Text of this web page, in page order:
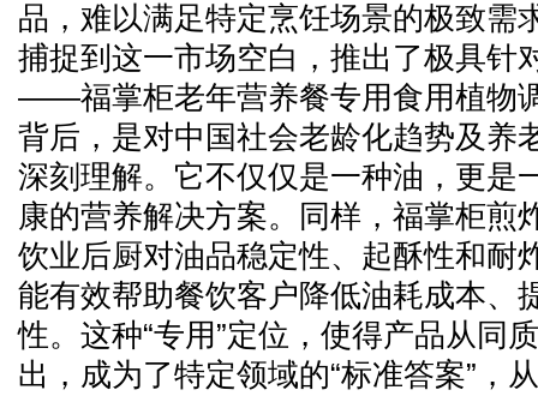
品，难以满足特定烹饪场景的极致需
捕捉到这一市场空白，推出了极具针
——福掌柜老年营养餐专用食用植物
背后，是对中国社会老龄化趋势及养
深刻理解。它不仅仅是一种油，更是
康的营养解决方案。同样，福掌柜煎
饮业后厨对油品稳定性、起酥性和耐
能有效帮助餐饮客户降低油耗成本、
性。这种“专用”定位，使得产品从同
出，成为了特定领域的“标准答案”，